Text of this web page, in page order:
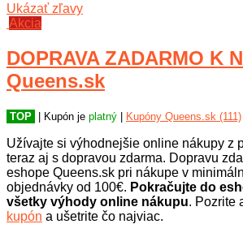
Ukázať zľavy
Akcia
DOPRAVA ZADARMO K
Queens.sk
TOP | Kupón je platný Kupóny Queens.sk (111)
Užívajte si výhodnejšie online nákupy z
teraz aj s dopravou zdarma. Dopravu
eshope Queens.sk pri nákupe v
objednávky od 100€. Pokračujte do
všetky výhody online nákupu. Pozrite
kupón a ušetrite čo najviac.